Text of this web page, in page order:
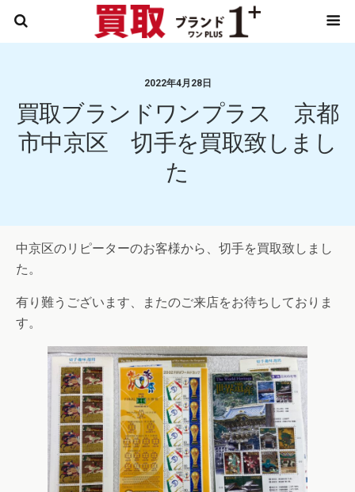
2022年4月28日
買取ブランドワンプラス 京都
市中京区 切手を買取致しまし
た
中京区のリピーターのお客様から、切手を買取致しまし
た。
有り難うございます、またのご来店をお待ちしておりま
す。